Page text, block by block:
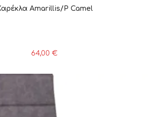
Amarillis/P Camel
64,00 €